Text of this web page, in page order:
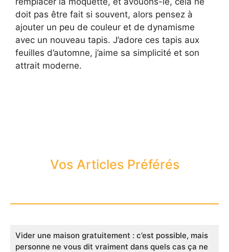
doit pas être fait si souvent, alors pensez à
ajouter un peu de couleur et de dynamisme
avec un nouveau tapis. J’adore ces tapis aux
feuilles d’automne, j’aime sa simplicité et son
attrait moderne.
Vos Articles Préférés
Vider une maison gratuitement : c’est possible, mais
personne ne vous dit vraiment dans quels cas ça ne